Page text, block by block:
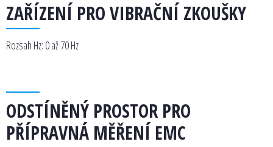
ZAŘÍZENÍ PRO VIBRAČNÍ ZKOUŠKY
Rozsah Hz: 0 až 70 Hz
ODSTÍNĚNÝ PROSTOR PRO
PŘÍPRAVNÁ MĚŘENÍ EMC